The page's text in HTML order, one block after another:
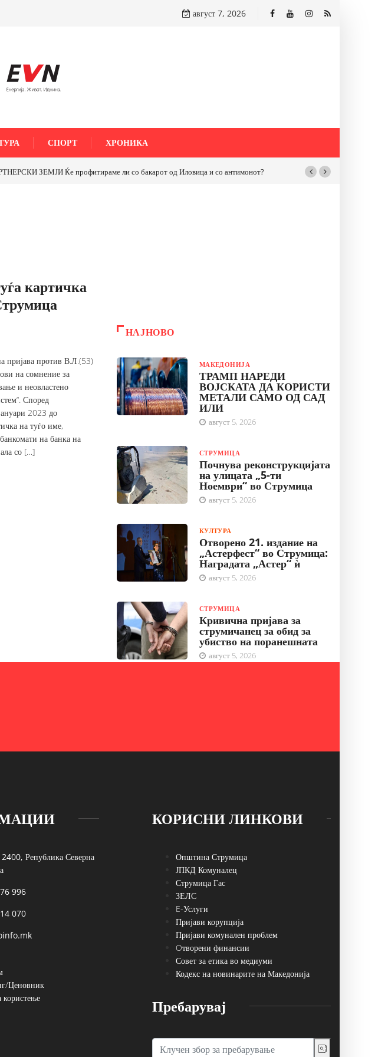
август 7, 2026
СПОРТ ХРОНИКА
ЗЕМЈИ Ќе профитираме ли со бакарот од Иловица и со антимонот?
картичка
пријава против В.Л.(53)
на сомнение за
и неовластено
Според
2023 до
на туѓо име,
на банка на
со […]
НАЈНОВО
МАКЕДОНИЈА
ТРАМП НАРЕДИ
ВОЈСКАТА ДА КОРИСТИ
МЕТАЛИ САМО ОД САД
ИЛИ
август 5, 2026
СТРУМИЦА
Почнува реконструкцијата
на улицата „5-ти
Ноември“ во Струмица
август 5, 2026
КУЛТУРА
Отворено 21. издание на
„Астерфест“ во Струмица:
Наградата „Астер“ ѝ
август 5, 2026
СТРУМИЦА
Кривична пријава за
струмичанец за обид за
убиство на поранешната
август 5, 2026
Република Северна
996
070
Ценовник
користење
КОРИСНИ ЛИНКОВИ
Општина Струмица
ЈПКД Комуналец
Струмица Гас
ЗЕЛС
E-Услуги
Пријави корупција
Пријави комунален проблем
Oтворени финансии
Совет за етика во медиуми
Кодекс на новинарите на Македонија
Пребарувај